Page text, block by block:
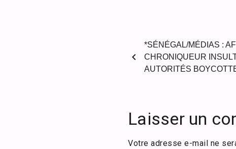
chevron_left
*SÉNÉGAL/MÉDIAS :
CHRONIQUEUR
AUTORITÉS
Laisser un
Votre adresse e-mail ne